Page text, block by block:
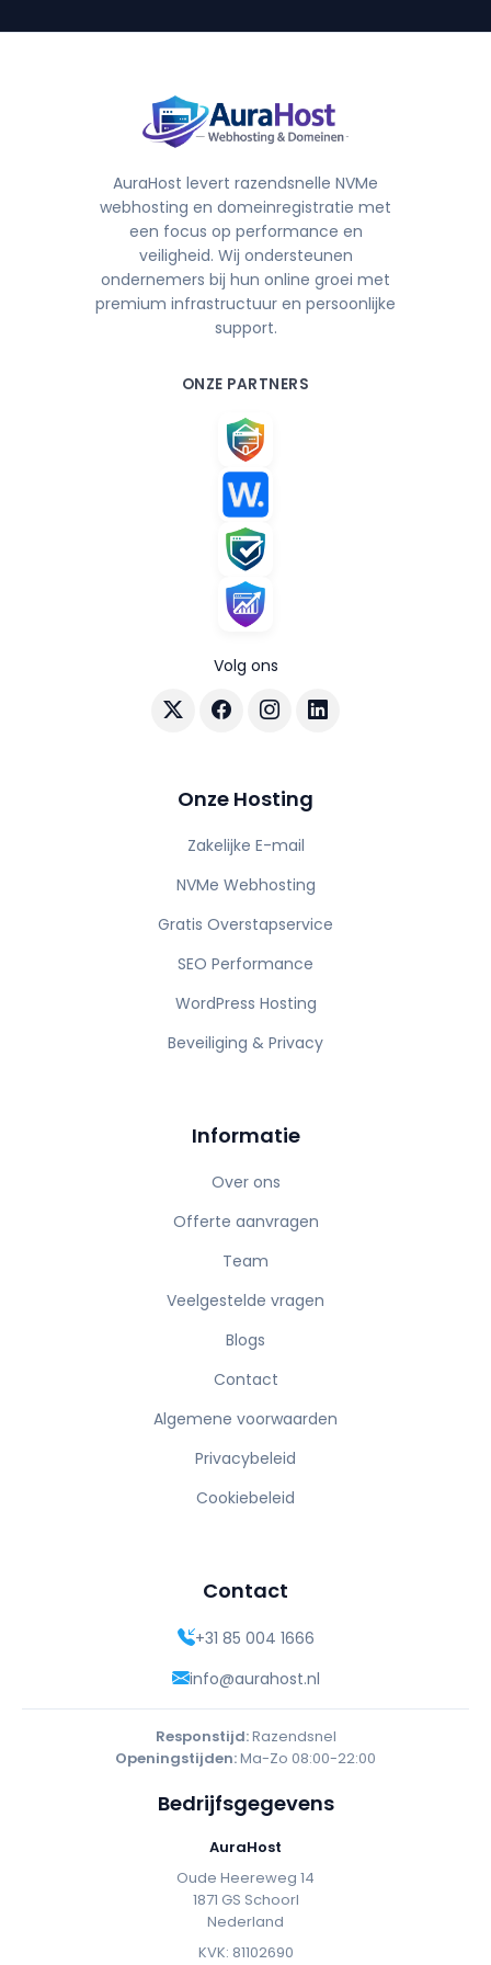
AuraHost levert razendsnelle NVMe
webhosting en domeinregistratie met
een focus op performance en
veiligheid. Wij ondersteunen
ondernemers bij hun online groei met
premium infrastructuur en persoonlijke
support.
ONZE PARTNERS
Volg ons
Volg AuraHost op X
Volg AuraHost op Facebook
Volg AuraHost op Instagram
Volg AuraHost op
Onze Hosting
Zakelijke E-mail
NVMe Webhosting
Gratis Overstapservice
SEO Performance
WordPress Hosting
Beveiliging & Privacy
Informatie
Over ons
Offerte aanvragen
Team
Veelgestelde vragen
Blogs
Contact
Algemene voorwaarden
Privacybeleid
Cookiebeleid
Contact
+31 85 004 1666
info@aurahost.nl
Responstijd:Razendsnel
Openingstijden:Ma-Zo 08:00-22:00
Bedrijfsgegevens
AuraHost
Oude Heereweg 14
1871 GS Schoorl
Nederland
KVK: 81102690